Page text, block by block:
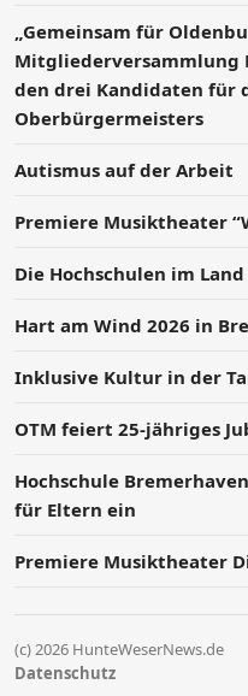
„Gemeinsam für
den drei Kandidaten für
Oberbürgermeisters
Autismus auf der Arbeit
Premiere Musiktheater
Die Hochschulen im
Hart am Wind 2026 in
Inklusive Kultur in der
OTM feiert 25-jähriges
Hochschule
für Eltern ein
Premiere Musiktheater
(c) 2026 HunteWeserNews.de
Datenschutz